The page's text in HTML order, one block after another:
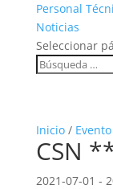
Personal
Noticias
Seleccionar
Inicio/ Evento
CSN
2021-07-01 -